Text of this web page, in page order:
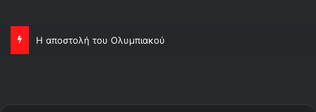
Η αποστολή του Ολυμπιακού